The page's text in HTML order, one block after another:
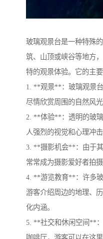
玻璃观景台是一种特殊
筑、山顶或峡谷等地方
特的观景体验。它的主要
1. **观景**：玻璃观景
尽情欣赏周围的自然风光
2. **体验**：透明的玻
人强烈的视觉和心理冲
3. **摄影机会**：由于
常常成为摄影爱好者拍摄
4. **游览教育**：许多
游客介绍周边的地理、
化内涵。
5. **社交和休闲空间**
咖啡厅，游客可以在这